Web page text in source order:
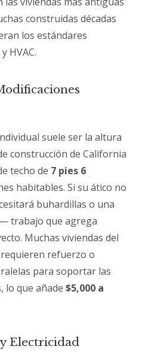
construidas décadas
los estándares
HVAC.
suele ser la altura
construcción de California
techo de 7 pies 6
habitables. Si su ático no
buhardillas o una
trabajo que agrega
Muchas viviendas del
refuerzo o
para soportar las
lo que añade $5,000 a
Electricidad